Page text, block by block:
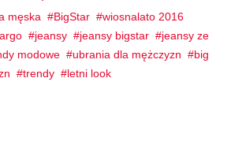
męska BigStar
wiosnalato 2016
jeansy jeansy bigstar
jeansy ze
modowe ubrania dla mężczyzn
big
trendy letni look